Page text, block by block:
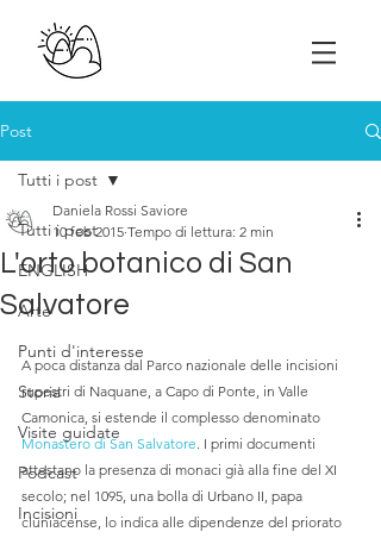
Post
Tutti i post
ENGLISH
Arte
Punti d'interesse
Storia
Visite guidate
Podcast
Incisioni
Tutti i post
L'orto botanico di San
Salvatore
Daniela Rossi Saviore
10 feb 2015 Tempo di lettura: 2 min
A poca distanza dal Parco nazionale delle incisioni
rupestri di Naquane, a Capo di Ponte, in Valle
Camonica, si estende il complesso denominato
Monastero di San Salvatore. I primi documenti
attestano la presenza di monaci già alla fine del XI
secolo; nel 1095, una bolla di Urbano II, papa
cluniacense, lo indica alle dipendenze del priorato